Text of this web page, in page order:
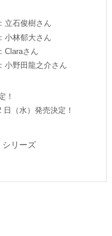
立石俊樹さん
小林郁大さん
Claraさん
小野田龍之介さん
！
（水）発売決定！
シリーズ